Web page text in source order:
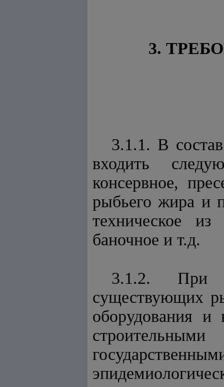
3.
3.1.1. В
входить
консервное,
рыбьего жира и
техническое
баночное и т.д.
3.1.2. При
существующих
оборудования и